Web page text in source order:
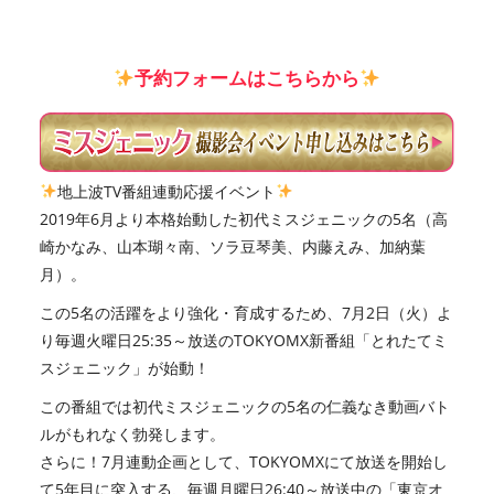
予約フォームはこちらから
地上波TV番組連動応援イベント
2019年6月より本格始動した初代ミスジェニックの5名（高
崎かなみ、山本瑚々南、ソラ豆琴美、内藤えみ、加納葉
月）。
この5名の活躍をより強化・育成するため、7月2日（火）よ
り毎週火曜日25:35～放送のTOKYOMX新番組「とれたてミ
スジェニック」が始動！
この番組では初代ミスジェニックの5名の仁義なき動画バト
ルがもれなく勃発します。
さらに！7月連動企画として、TOKYOMXにて放送を開始し
て5年目に突入する、毎週月曜日26:40～放送中の「東京オ